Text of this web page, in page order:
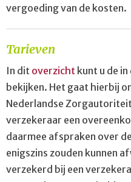
vergoeding van de kosten.
Tarieven
In dit overzicht kunt u de
bekijken. Het gaat hierbij
Nederlandse
verzekeraar een
daarmee afspraken over
enigszins zouden kunnen
verzekerd bij een